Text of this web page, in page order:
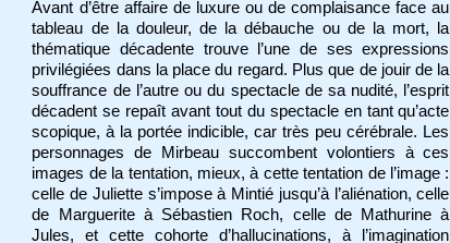
Avant d’être affaire de luxure ou de complaisance face au
tableau de la douleur, de la débauche ou de la mort, la
thématique décadente trouve l’une de ses expressions
privilégiées dans la place du regard. Plus que de jouir de la
souffrance de l’autre ou du spectacle de sa nudité, l’esprit
décadent se repaît avant tout du spectacle en tant qu’acte
scopique, à la portée indicible, car très peu cérébrale. Les
personnages de Mirbeau succombent volontiers à ces
images de la tentation, mieux, à cette tentation de l’image :
celle de Juliette s’impose à Mintié jusqu’à l’aliénation, celle
de Marguerite à Sébastien Roch, celle de Mathurine à
Jules, et cette cohorte d’hallucinations, à l’imagination